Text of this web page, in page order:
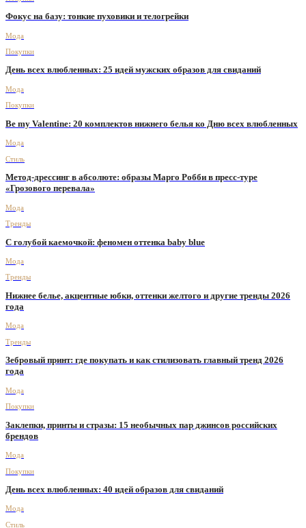
Фокус на базу: тонкие пуховики и телогрейки
Мода
Покупки
День всех влюбленных: 25 идей мужских образов для свиданий
Мода
Покупки
Be my Valentine: 20 комплектов нижнего белья ко Дню всех влюбленных
Мода
Стиль
Метод-дрессинг в абсолюте: образы Марго Робби в пресс-туре
«Грозового перевала»
Мода
Тренды
С голубой каемочкой: феномен оттенка baby blue
Мода
Тренды
Нижнее белье, акцентные юбки, оттенки желтого и другие тренды 2026
года
Мода
Тренды
Зебровый принт: где покупать и как стилизовать главный тренд 2026
года
Мода
Покупки
Заклепки, принты и стразы: 15 необычных пар джинсов российских
брендов
Мода
Покупки
День всех влюбленных: 40 идей образов для свиданий
Мода
Стиль